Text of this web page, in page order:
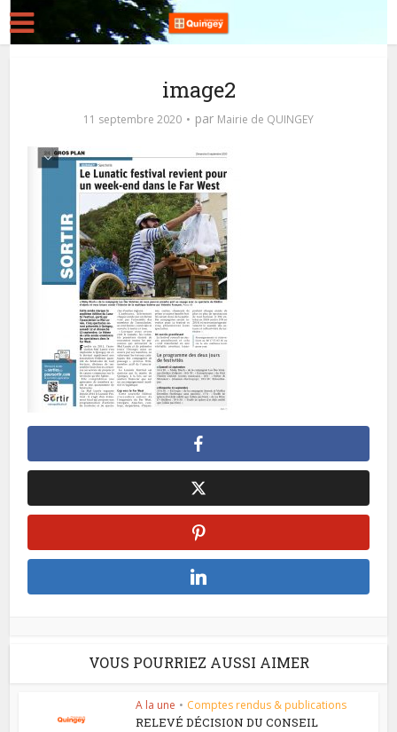
image2
11 septembre 2020 par Mairie de QUINGEY
VOUS POURRIEZ AUSSI AIMER
A la une • Comptes rendus & publications
RELEVÉ DÉCISION DU CONSEIL